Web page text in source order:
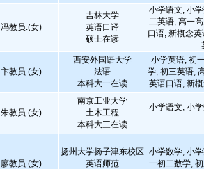
冯教员.(女)
吉林大学
英语口译
硕士在读
小学语文, 小
二英语, 高一
口语, 新概念
卞教员.(女)
西安外国语大学
法语
本科大一在读
小学英语, 初
学, 初三英语,
英语口语, 新
朱教员.(女)
南京工业大学
土木工程
本科大三在读
小学语文, 小
廖教员.(女)
扬州大学扬子津东校区
英语师范
小学数学, 小
一初二数学,